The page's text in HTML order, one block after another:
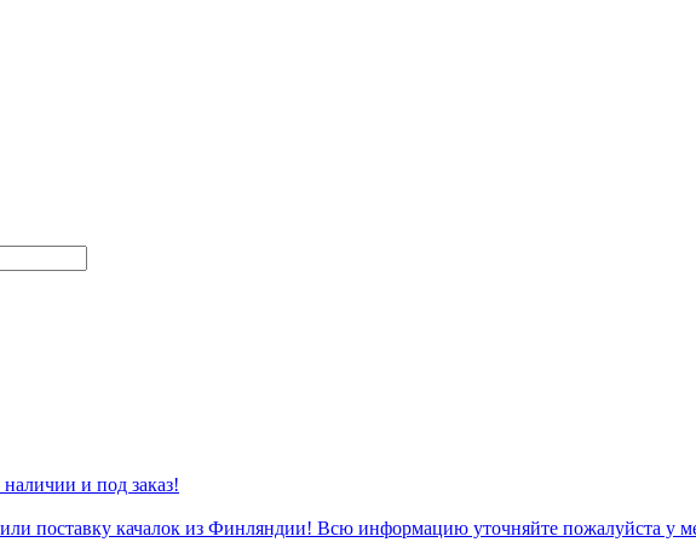
и под заказ!
качалок из Финляндии! Всю информацию уточняйте пожалуйста у